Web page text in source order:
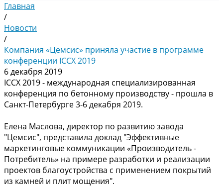
Главная
/
Новости
/
Компания «Цемсис» приняла участие в программе
конференции ICCX 2019
6 декабря 2019
ICCX 2019 - международная специализированная
конференция по бетонному производству - прошла в
Санкт-Петербурге 3-6 декабря 2019.
Елена Маслова, директор по развитию завода
"Цемсис", представила доклад "Эффективные
маркетинговые коммуникации «Производитель -
Потребитель» на примере разработки и реализации
проектов благоустройства с применением покрытий
из камней и плит мощения".